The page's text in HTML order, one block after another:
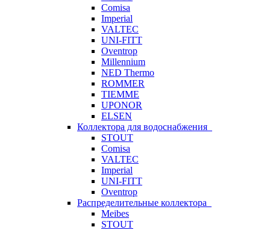
Comisa
Imperial
VALTEC
UNI-FITT
Oventrop
Millennium
NED Thermo
ROMMER
TIEMME
UPONOR
ELSEN
Коллектора для водоснабжения
STOUT
Comisa
VALTEC
Imperial
UNI-FITT
Oventrop
Распределительные коллектора
Meibes
STOUT